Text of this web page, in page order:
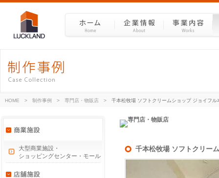
HOME > 制作事例 > 専門店・物販店 > 千本松牧場 ソフトクリームショップ ジョイフル
千本松牧場 ソフトクリー
大型商業施設・
ショッピングセンター・モール